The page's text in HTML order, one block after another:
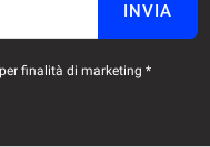
INVIA
finalità di marketing *